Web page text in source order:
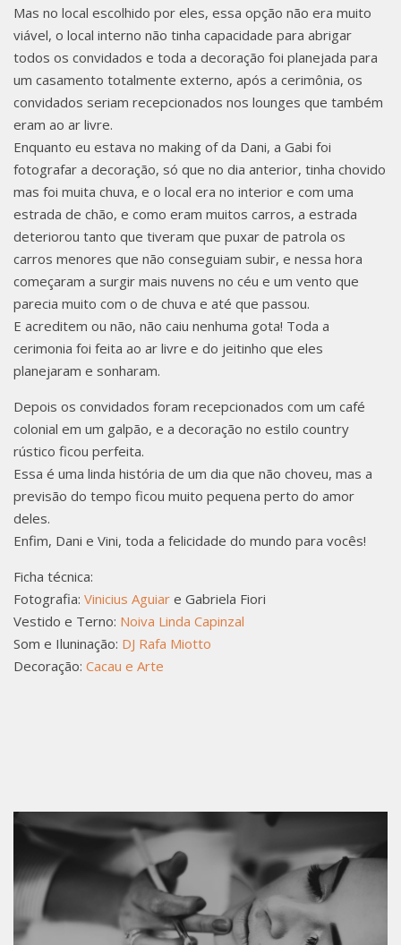
UBA
/SC |
VINICI
US &
DANIE
LA
Mas no local escolhido por eles, essa opção não era muito
viável, o local interno não tinha capacidade para abrigar
todos os convidados e toda a decoração foi planejada para
um casamento totalmente externo, após a cerimônia, os
convidados seriam recepcionados nos lounges que também
eram ao ar livre.
Enquanto eu estava no making of da Dani, a Gabi foi
fotografar a decoração, só que no dia anterior, tinha chovido
mas foi muita chuva, e o local era no interior e com uma
estrada de chão, e como eram muitos carros, a estrada
deteriorou tanto que tiveram que puxar de patrola os
carros menores que não conseguiam subir, e nessa hora
começaram a surgir mais nuvens no céu e um vento que
parecia muito com o de chuva e até que passou.
E acreditem ou não, não caiu nenhuma gota! Toda a
cerimonia foi feita ao ar livre e do jeitinho que eles
planejaram e sonharam.
Depois os convidados foram recepcionados com um café
colonial em um galpão, e a decoração no estilo country
rústico ficou perfeita.
Essa é uma linda história de um dia que não choveu, mas a
previsão do tempo ficou muito pequena perto do amor
deles.
Enfim, Dani e Vini, toda a felicidade do mundo para vocês!
Ficha técnica:
Fotografia: Vinicius Aguiar e Gabriela Fiori
Vestido e Terno: Noiva Linda Capinzal
Som e Iluninação: DJ Rafa Miotto
Decoração: Cacau e Arte